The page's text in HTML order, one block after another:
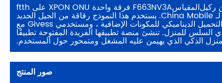
ركيلالمقياسF663NV3A فرقة واحدة XPON ONU على ftth
هي بوابة ذكية وحيدة وحيدة اقتصادية تم تصميمها خصيصًا من قبل ZTE لـ China Mobile. يستخدم هذا النموذج رقاقة من الجيل الجديد
الذي تم تطويره ذاتيًا ، ويقوم بتحميل نظام التشغيل الذكي ، ويدعم التحميل الديناميكي للمكونات الإضافية ، ومستخدمي Givess مع
السلس للمنزل. تنشئ منصة تطبيقها الفريدة المفتوحة تطبيقًا
الذكي الذي يهيمن عليه المشغل ومتمحور حول المستخدم.
صور المنتج